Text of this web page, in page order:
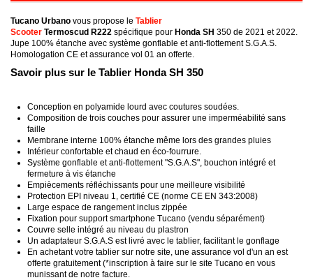
Tucano Urbano vous propose le Tablier
Scooter Termoscud R222 spécifique pour Honda SH 350 de 2021 et 2022.
Jupe 100% étanche avec système gonflable et anti-flottement S.G.A.S.
Homologation CE et assurance vol 01 an offerte.
Savoir plus sur le Tablier Honda SH 350
Conception en polyamide lourd avec coutures soudées.
Composition de trois couches pour assurer une imperméabilité sans
faille
Membrane interne 100% étanche même lors des grandes pluies
Intérieur confortable et chaud en éco-fourrure.
Système gonflable et anti-flottement "S.G.A.S", bouchon intégré et
fermeture à vis étanche
Empiècements réfléchissants pour une meilleure visibilité
Protection EPI niveau 1, certifié CE (norme CE EN 343:2008)
Large espace de rangement inclus zippée
Fixation pour support smartphone Tucano (vendu séparément)
Couvre selle intégré au niveau du plastron
Un adaptateur S.G.A.S est livré avec le tablier, facilitant le gonflage
En achetant votre tablier sur notre site, une assurance vol d'un an est
offerte gratuitement (*inscription à faire sur le site Tucano en vous
munissant de notre facture.